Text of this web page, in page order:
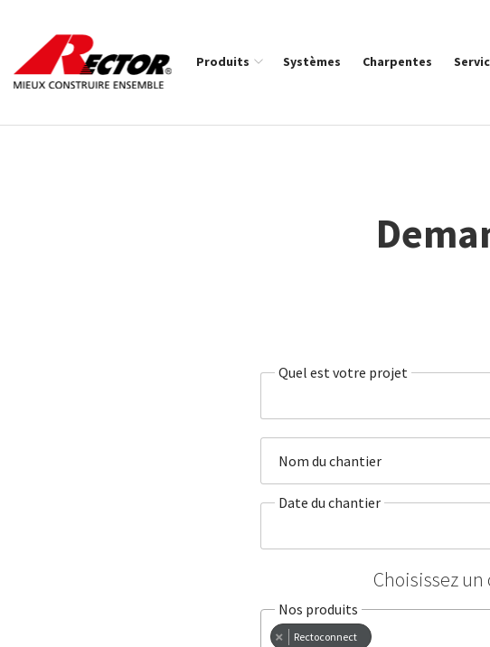
Rector Mieux construire ensemble
Produits Systèmes Charpentes
Quel est votre projet
Nom du chantier
Date du chantier
Choisissez
Nos produits
× Rectoconnect